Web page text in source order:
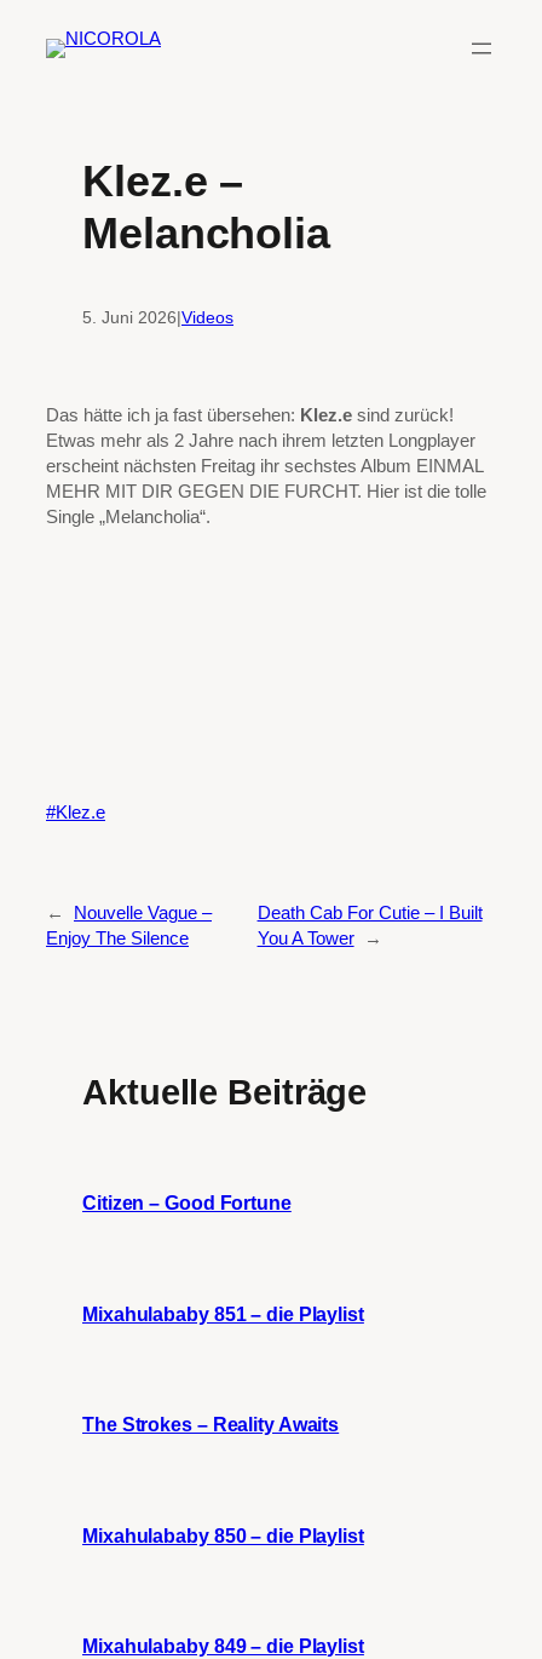
Inhalt
Klez.e –
Melancholia
5. Juni 2026|Videos
Das hätte ich ja fast übersehen: Klez.e sind zurück!
Etwas mehr als 2 Jahre nach ihrem letzten Longplayer
erscheint nächsten Freitag ihr sechstes Album EINMAL
MEHR MIT DIR GEGEN DIE FURCHT. Hier ist die tolle
Single „Melancholia“.
Klez.e
←
Nouvelle Vague –
Enjoy The Silence
Death Cab For Cutie – I Built
You A Tower
→
Aktuelle Beiträge
Citizen – Good Fortune
Mixahulababy 851 – die Playlist
The Strokes – Reality Awaits
Mixahulababy 850 – die Playlist
Mixahulababy 849 – die Playlist